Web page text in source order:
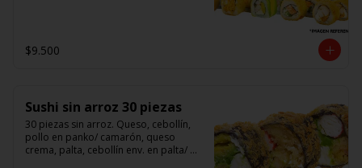
$9.500
Sushi sin arroz 30 piezas
30 piezas sin arroz. Queso, cebollín,
pollo en panko/ camarón, queso
crema, palta, cebollín env. en palta/